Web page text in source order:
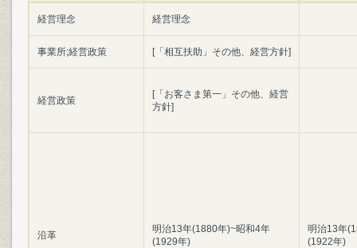
経営理念 経営理念
事業所;経営政策 [「相互扶助」その他、経営方針]
経営政策
[「お客さま第一」その他、経営
方針]
沿革
明治13年(1880年)~昭和4年
(1929年)
明治13年
(1922年)